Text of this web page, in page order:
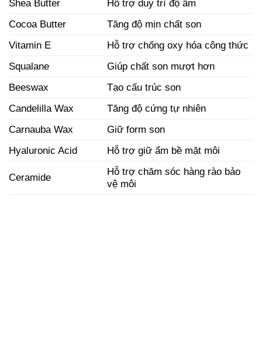
Shea Butter
Hỗ trợ duy trì độ ẩm
Cocoa Butter
Tăng độ mịn chất son
Vitamin E
Hỗ trợ chống oxy hóa công thức
Squalane
Giúp chất son mượt hơn
Beeswax
Tạo cấu trúc son
Candelilla Wax
Tăng độ cứng tự nhiên
Carnauba Wax
Giữ form son
Hyaluronic Acid
Hỗ trợ giữ ẩm bề mặt môi
Ceramide
Hỗ trợ chăm sóc hàng rào bảo
vệ môi